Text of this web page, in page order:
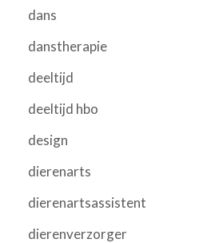
dans
danstherapie
deeltijd
deeltijd hbo
design
dierenarts
dierenartsassistent
dierenverzorger